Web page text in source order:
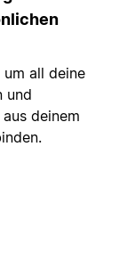
all deine
und
deinem